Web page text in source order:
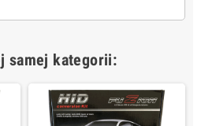
samej kategorii: